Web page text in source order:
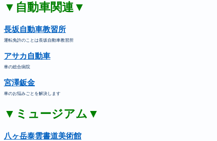
▼自動車関連▼
長坂自動車教習所
運転免許のことは長坂自動車教習所
アサカ自動車
車の総合病院
宮澤鈑金
車のお悩みごとを解決します
▼ミュージアム▼
八ヶ岳泰雲書道美術館